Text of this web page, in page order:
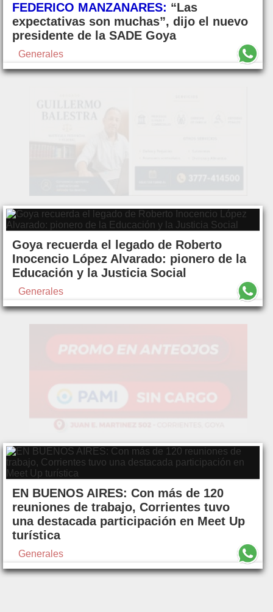
FEDERICO MANZANARES: “Las
expectativas son muchas”, dijo el nuevo
presidente de la SADE Goya
Generales
Goya recuerda el legado de Roberto
Inocencio López Alvarado: pionero de la
Educación y la Justicia Social
Generales
EN BUENOS AIRES: Con más de 120
reuniones de trabajo, Corrientes tuvo
una destacada participación en Meet Up
turística
Generales